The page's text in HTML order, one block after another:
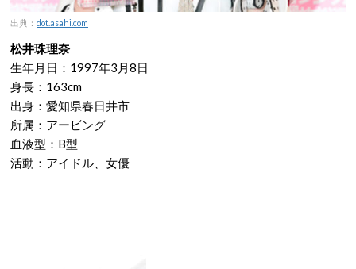
出典： dot.asahi.com
松井珠理奈
生年月日：1997年3月8日
身長：163cm
出身：愛知県春日井市
所属：アービング
血液型：B型
活動：アイドル、女優